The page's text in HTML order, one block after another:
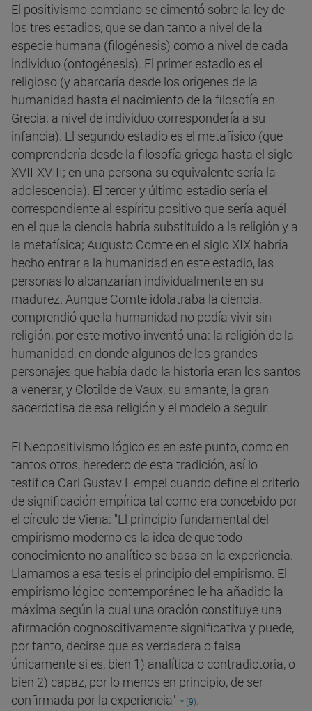
El positivismo comtiano se cimentó sobre la ley de
los tres estadios, que se dan tanto a nivel de la
especie humana (filogénesis) como a nivel de cada
individuo (ontogénesis). El primer estadio es el
religioso (y abarcaría desde los orígenes de la
humanidad hasta el nacimiento de la filosofía en
Grecia; a nivel de individuo correspondería a su
infancia). El segundo estadio es el metafísico (que
comprendería desde la filosofía griega hasta el siglo
XVII-XVIII; en una persona su equivalente sería la
adolescencia). El tercer y último estadio sería el
correspondiente al espíritu positivo que sería aquél
en el que la ciencia habría substituido a la religión y a
la metafísica; Augusto Comte en el siglo XIX habría
hecho entrar a la humanidad en este estadio, las
personas lo alcanzarían individualmente en su
madurez. Aunque Comte idolatraba la ciencia,
comprendió que la humanidad no podía vivir sin
religión, por este motivo inventó una: la religión de la
humanidad, en donde algunos de los grandes
personajes que había dado la historia eran los santos
a venerar, y Clotilde de Vaux, su amante, la gran
sacerdotisa de esa religión y el modelo a seguir.
El Neopositivismo lógico es en este punto, como en
tantos otros, heredero de esta tradición, así lo
testifica Carl Gustav Hempel cuando define el criterio
de significación empírica tal como era concebido por
el círculo de Viena: "El principio fundamental del
empirismo moderno es la idea de que todo
conocimiento no analítico se basa en la experiencia.
Llamamos a esa tesis el principio del empirismo. El
empirismo lógico contemporáneo le ha añadido la
máxima según la cual una oración constituye una
afirmación cognoscitivamente significativa y puede,
por tanto, decirse que es verdadera o falsa
únicamente si es, bien 1) analítica o contradictoria, o
bien 2) capaz, por lo menos en principio, de ser
confirmada por la experiencia" * (9).